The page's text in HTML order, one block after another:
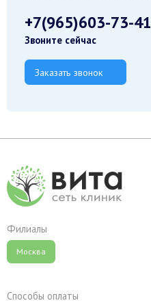
+7(965)603-73-41
Звоните сейчас
Заказать звонок
Филиалы
Москва
Способы оплаты